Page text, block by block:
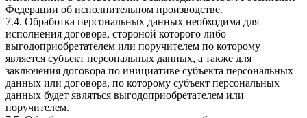
Федерации об исполнительном производстве.
7.4. Обработка персональных данных необходима для
исполнения договора, стороной которого либо
выгодоприобретателем или поручителем по которому
является субъект персональных данных, а также для
заключения договора по инициативе субъекта персональных
данных или договора, по которому субъект персональных
данных будет являться выгодоприобретателем или
поручителем.